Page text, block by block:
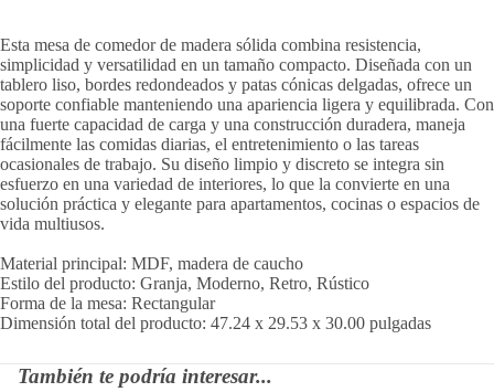
Esta mesa de comedor de madera sólida combina resistencia,
simplicidad y versatilidad en un tamaño compacto. Diseñada con un
tablero liso, bordes redondeados y patas cónicas delgadas, ofrece un
soporte confiable manteniendo una apariencia ligera y equilibrada. Con
una fuerte capacidad de carga y una construcción duradera, maneja
fácilmente las comidas diarias, el entretenimiento o las tareas
ocasionales de trabajo. Su diseño limpio y discreto se integra sin
esfuerzo en una variedad de interiores, lo que la convierte en una
solución práctica y elegante para apartamentos, cocinas o espacios de
vida multiusos.
Material principal: MDF, madera de caucho
Estilo del producto: Granja, Moderno, Retro, Rústico
Forma de la mesa: Rectangular
Dimensión total del producto: 47.24 x 29.53 x 30.00 pulgadas
También te podría interesar...